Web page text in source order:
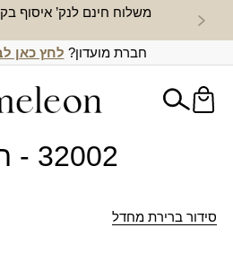
משלוח חינם לנק’ איסוף
חברת מועדון? לחץ כאן
32002 - חרדל
סידור ברירת מחדל